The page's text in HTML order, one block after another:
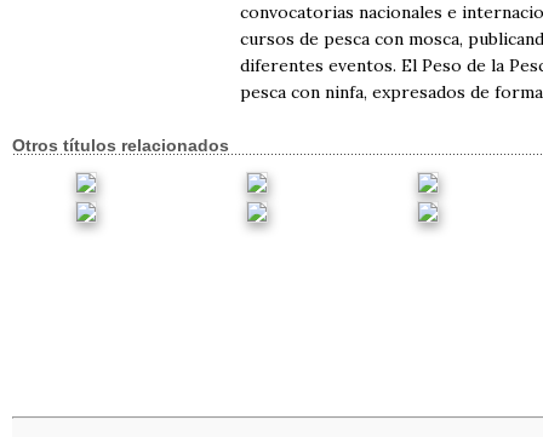
convocatorias nacionales e
cursos de pesca con mosca,
diferentes eventos. El Peso de la
pesca con ninfa, expresados de
Otros títulos relacionados